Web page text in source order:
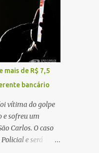
média e alta
pacientes não
também de
ampliando
da
de Saúde
Governo Federal
destinados ao
básica, da
da
de saúde.
de demandas
mais de R$ 7,5
bancário
vítima do golpe
e sofreu um
Carlos. O caso
e será